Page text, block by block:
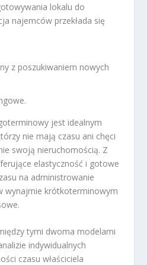
lokalu do
najemców przekłada się
z poszukiwaniem nowych
jest idealnym
nie mają czasu ani chęci
swoją nieruchomością. Z
elastyczność i gotowe
na administrowanie
wynajmie krótkoterminowym
tymi dwoma modelami
indywidualnych
czasu właściciela